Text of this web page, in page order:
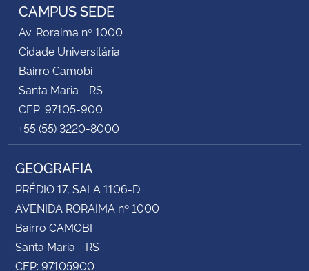
CAMPUS SEDE
Av. Roraima nº 1000
Cidade Universitária
Bairro Camobi
Santa Maria - RS
CEP: 97105-900
+55 (55) 3220-8000
GEOGRAFIA
PRÉDIO 17, SALA 1106-D
AVENIDA RORAIMA nº 1000
Bairro CAMOBI
Santa Maria - RS
CEP: 97105900